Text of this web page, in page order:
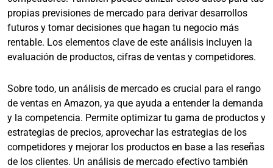
propias previsiones de mercado para derivar desarrollos
futuros y tomar decisiones que hagan tu negocio más
rentable. Los elementos clave de este análisis incluyen la
evaluación de productos, cifras de ventas y competidores.
Sobre todo, un análisis de mercado es crucial para el rango
de ventas en Amazon, ya que ayuda a entender la demanda
y la competencia. Permite optimizar tu gama de productos y
estrategias de precios, aprovechar las estrategias de los
competidores y mejorar los productos en base a las reseñas
de los clientes. Un análisis de mercado efectivo también